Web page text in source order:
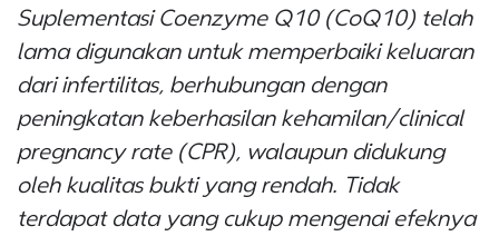
Suplementasi Coenzyme Q10 (CoQ10) telah
lama digunakan untuk memperbaiki keluaran
dari infertilitas, berhubungan dengan
peningkatan keberhasilan kehamilan/clinical
pregnancy rate (CPR), walaupun didukung
oleh kualitas bukti yang rendah. Tidak
terdapat data yang cukup mengenai efeknya